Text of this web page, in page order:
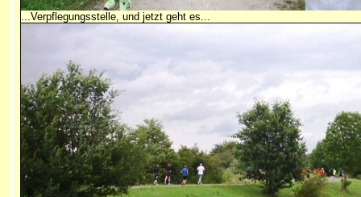
...Verpflegungsstelle, und jetzt geht es...